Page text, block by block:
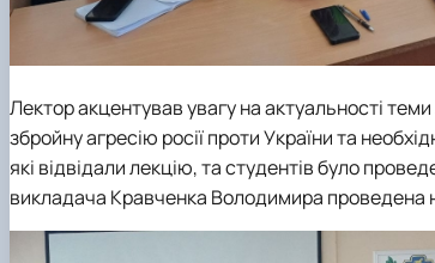
Лектор акцентував увагу на актуальності
збройну агресію росії проти України та
які відвідали лекцію, та студентів було
викладача Кравченка Володимира проведена